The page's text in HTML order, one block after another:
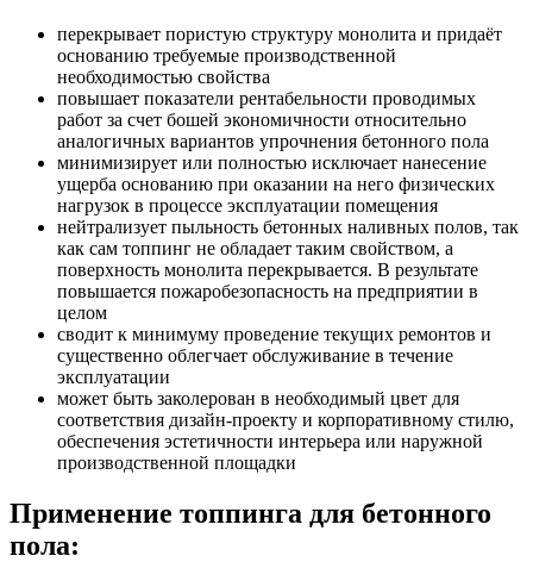
перекрывает пористую структуру монолита и придаёт
основанию требуемые производственной
необходимостью свойства
повышает показатели рентабельности проводимых
работ за счет бошей экономичности относительно
аналогичных вариантов упрочнения бетонного пола
минимизирует или полностью исключает нанесение
ущерба основанию при оказании на него физических
нагрузок в процессе эксплуатации помещения
нейтрализует пыльность бетонных наливных полов, так
как сам топпинг не обладает таким свойством, а
поверхность монолита перекрывается. В результате
повышается пожаробезопасность на предприятии в
целом
сводит к минимуму проведение текущих ремонтов и
существенно облегчает обслуживание в течение
эксплуатации
может быть заколерован в необходимый цвет для
соответствия дизайн-проекту и корпоративному стилю,
обеспечения эстетичности интерьера или наружной
производственной площадки
Применение топпинга для бетонного
пола: